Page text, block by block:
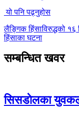
यो पनि पढ्नुहोस
लैङ्गिक हिंसाविरुद्धको १६
हिंसाका घटना
सम्बन्धित खवर
सिसडाेलका